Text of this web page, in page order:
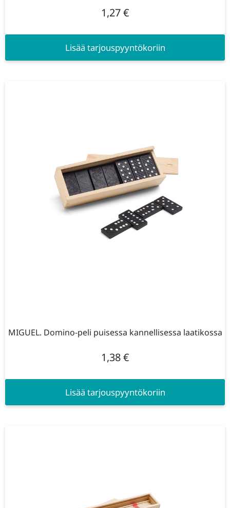
1,27€
Lisää tarjouspyyntökoriin
MIGUEL. Domino-peli puisessa kannellisessa laatikossa
1,38€
Lisää tarjouspyyntökoriin